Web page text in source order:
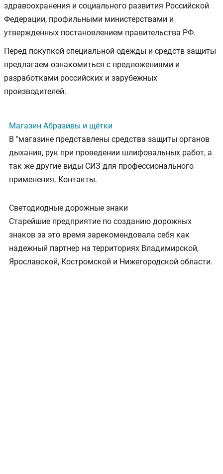
здравоохранения и социального развития Российской
Федерации, профильными министерствами и
утвержденных постановлением правительства РФ.
Перед покупкой специальной одежды и средств защиты
предлагаем ознакомиться с предложениями и
разработками российских и зарубежных
производителей.
Магазин Абразивы и щётки
В "магазине представлены средства защиты органов
дыхания, рук при проведении шлифовальных работ, а
так же другие виды СИЗ для профессионального
применения. Контакты.
Светодиодные дорожные знаки
Старейшие предприятие по созданию дорожных
знаков за это время зарекомендовала себя как
надежный партнер на территориях Владимирской,
Ярославской, Костромской и Нижегородской области.